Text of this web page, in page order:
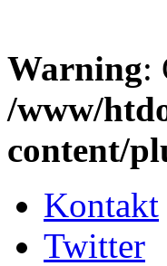
Warning:
/www/
content/
Kontakt
Twitter